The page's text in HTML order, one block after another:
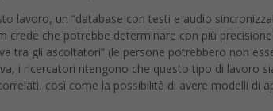
lavoro, un “database con testi e audio
che potrebbe determinare con più precisione
tra gli ascoltatori” (le persone potrebbero non
i ricercatori ritengono che questo tipo di lavoro
così come la possibilità di avere modelli di